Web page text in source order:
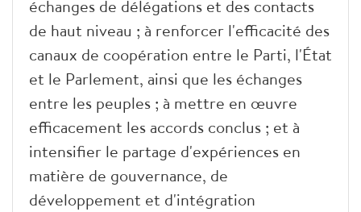
échanges de délégations et des contacts
de haut niveau ; à renforcer l'efficacité des
canaux de coopération entre le Parti, l'État
et le Parlement, ainsi que les échanges
entre les peuples ; à mettre en œuvre
efficacement les accords conclus ; et à
intensifier le partage d'expériences en
matière de gouvernance, de
développement et d'intégration